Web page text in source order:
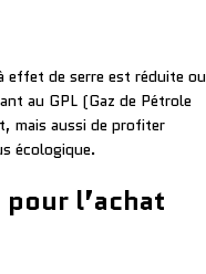
effet de serre est réduite ou
au GPL (Gaz de Pétrole
mais aussi de profiter
écologique.
l’achat